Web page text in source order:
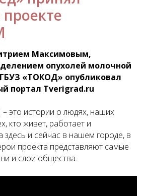
Максимовым,
опухолей молочной
«ТОКОД» опубликовал
портал Tverigrad.ru
– это истории о людях, наших
кто живет, работает и
здесь и сейчас в нашем городе, в
проекта представляют самые
и слои общества.